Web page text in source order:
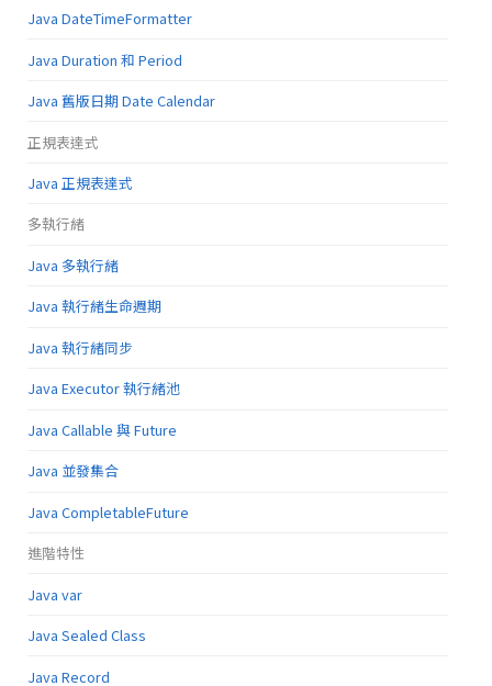
Java DateTimeFormatter
Java Duration 和 Period
Java 舊版日期 Date Calendar
正規表達式
Java 正規表達式
多執行緒
Java 多執行緒
Java 執行緒生命週期
Java 執行緒同步
Java Executor 執行緒池
Java Callable 與 Future
Java 並發集合
Java CompletableFuture
進階特性
Java var
Java Sealed Class
Java Record